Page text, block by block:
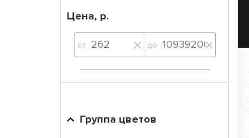
Цена, р.
от до
Группа цветов